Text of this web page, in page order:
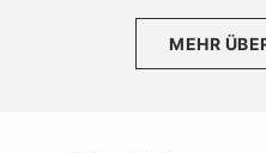
MEHR